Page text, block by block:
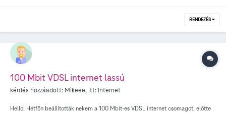
RENDEZÉS
100 Mbit VDSL internet lassú
kérdés hozzáadott: Mikeee, itt: Internet
Hello! Hétfőn beállították nekem a 100 Mbit-es VDSL internet csomagot, előtte